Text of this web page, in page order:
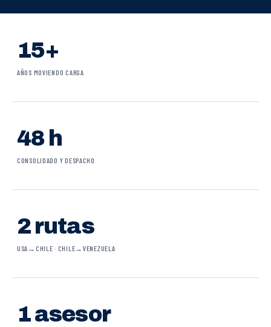
15+
AÑOS MOVIENDO CARGA
48 h
CONSOLIDADO Y DESPACHO
2 rutas
USA→CHILE · CHILE→VENEZUELA
1 asesor